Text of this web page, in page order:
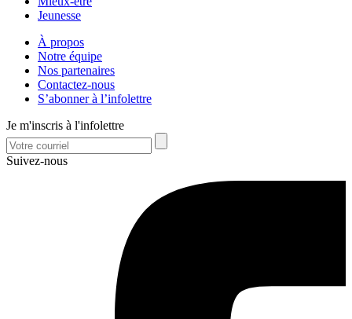
Jeunesse
À propos
Notre équipe
Nos partenaires
Contactez-nous
S’abonner à l’infolettre
Je m'inscris à l'infolettre
Suivez-nous